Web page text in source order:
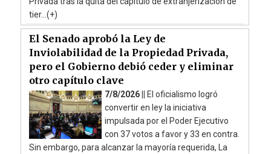
tier...(+)
El Senado aprobó la Ley de
Inviolabilidad de la Propiedad Privada,
pero el Gobierno debió ceder y eliminar
otro capítulo clave
7/8/2026 ||
El oficialismo logró
convertir en ley la iniciativa
impulsada por el Poder Ejecutivo
con 37 votos a favor y 33 en contra.
Sin embargo, para alcanzar la mayoría requerida, La